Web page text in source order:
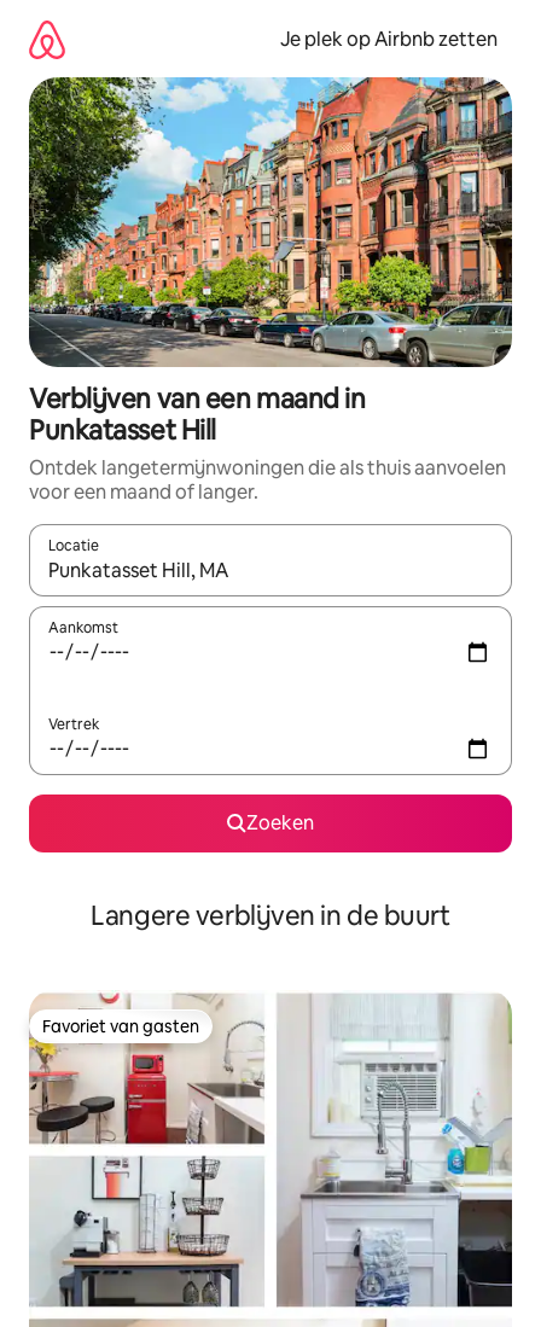
direct
naar
inhoud
Je plek op Airbnb zetten
Verblijven van een maand in
Punkatasset Hill
Ontdek langetermijnwoningen die als thuis aanvoelen
voor een maand of langer.
Locatie
Wanneer er resultaten beschikbaar zijn, maak je een keuze
Aankomst
Vertrek
Zoeken
Langere verblijven in de buurt
Favoriet van gasten
Favoriet van gasten